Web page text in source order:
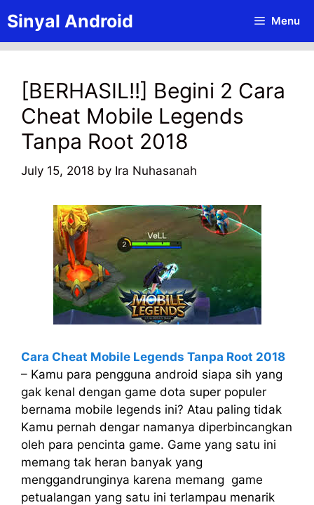
to
content
Sinyal Android Menu
[BERHASIL!!] Begini 2 Cara
Cheat Mobile Legends
Tanpa Root 2018
July 15, 2018 by Ira Nuhasanah
Cara Cheat Mobile Legends Tanpa Root 2018
– Kamu para pengguna android siapa sih yang
gak kenal dengan game dota super populer
bernama mobile legends ini? Atau paling tidak
Kamu pernah dengar namanya diperbincangkan
oleh para pencinta game. Game yang satu ini
memang tak heran banyak yang
menggandrunginya karena memang game
petualangan yang satu ini terlampau menarik